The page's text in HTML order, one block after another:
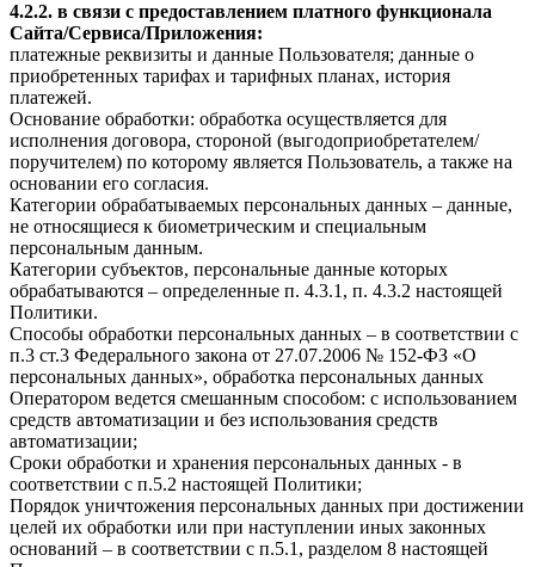
4.2.2. в связи с предоставлением платного функционала
Сайта/Сервиса/Приложения:
платежные реквизиты и данные Пользователя; данные о
приобретенных тарифах и тарифных планах, история
платежей.
Основание обработки: обработка осуществляется для
исполнения договора, стороной (выгодоприобретателем/
поручителем) по которому является Пользователь, а также на
основании его согласия.
Категории обрабатываемых персональных данных – данные,
не относящиеся к биометрическим и специальным
персональным данным.
Категории субъектов, персональные данные которых
обрабатываются – определенные п. 4.3.1, п. 4.3.2 настоящей
Политики.
Способы обработки персональных данных – в соответствии с
п.3 ст.3 Федерального закона от 27.07.2006 № 152-ФЗ «О
персональных данных», обработка персональных данных
Оператором ведется смешанным способом: с использованием
средств автоматизации и без использования средств
автоматизации;
Сроки обработки и хранения персональных данных - в
соответствии с п.5.2 настоящей Политики;
Порядок уничтожения персональных данных при достижении
целей их обработки или при наступлении иных законных
оснований – в соответствии с п.5.1, разделом 8 настоящей